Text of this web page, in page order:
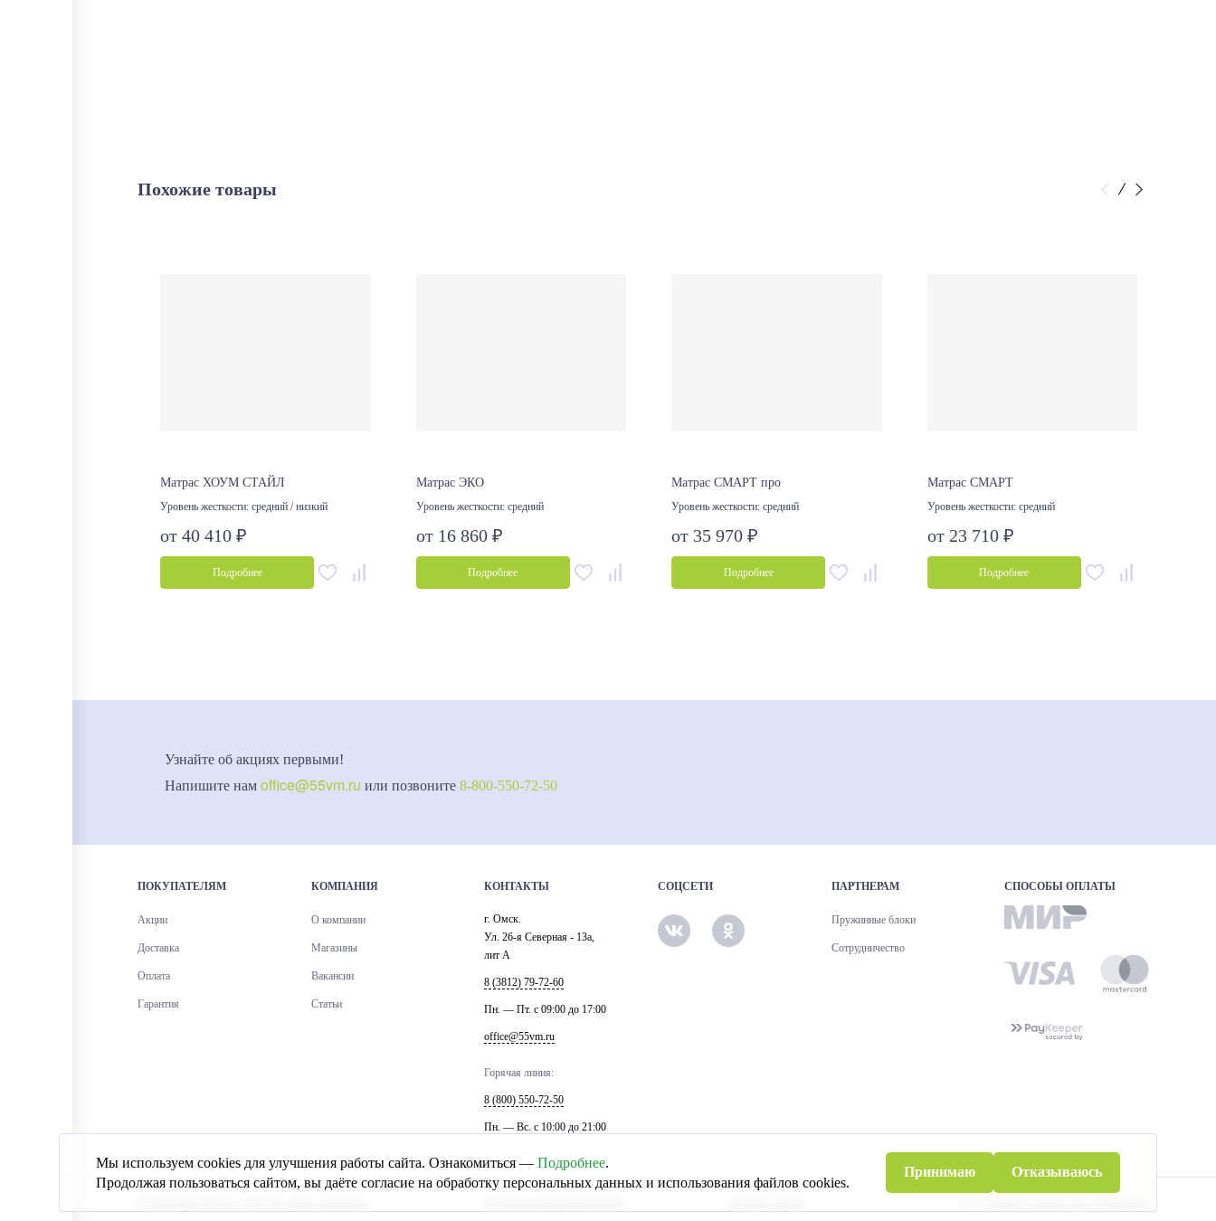
Похожие товары
Матрас ХОУМ СТАЙЛ
Уровень жесткости: средний / низкий
от 40 410 ₽
Подробнее
Матрас ЭКО
Уровень жесткости: средний
от 16 860 ₽
Подробнее
Матрас СМАРТ про
Уровень жесткости: средний
от 35 970 ₽
Подробнее
Матрас СМАРТ
Уровень жесткости: средний
от 23 710 ₽
Подробнее
Узнайте об акциях первыми!
Напишите нам office@55vm.ru или позвоните 8-800-550-72-50
ПОКУПАТЕЛЯМ
Акции
Доставка
Оплата
Гарантия
КОМПАНИЯ
О компании
Магазины
Вакансии
Статьи
КОНТАКТЫ
г. Омск.
Ул. 26-я Северная - 13а,
лит А
8 (3812) 79-72-60
Пн. — Пт. c 09:00 до 17:00
office@55vm.ru
Горячая линия:
8 (800) 550-72-50
Пн. — Вс. с 10:00 до 21:00
СОЦСЕТИ ПАРТНЕРАМ
Пружинные блоки
Сотрудничество
СПОСОБЫ ОПЛАТЫ
Мы используем cookies для улучшения работы сайта. Ознакомиться — Подробнее.
Продолжая пользоваться сайтом, вы даёте согласие на обработку персональных данных и использования файлов cookies.
Принимаю Отказываюсь